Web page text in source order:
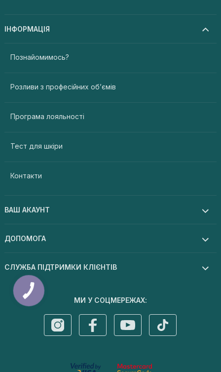
ІНФОРМАЦІЯ
Познайомимось?
Розливи з професійних об’ємів
Програма лояльності
Тест для шкіри
Контакти
ВАШ АКАУНТ
ДОПОМОГА
СЛУЖБА ПІДТРИМКИ КЛІЄНТІВ
МИ У СОЦМЕРЕЖАХ:
КНОПКА
ЗВ'ЯЗКУ